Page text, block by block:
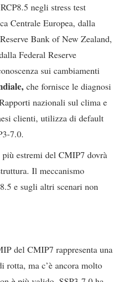
negli stress test
Centrale Europea, dalla
Bank of New Zealand,
Federal Reserve
sui cambiamenti
che fornisce le diagnosi
nazionali sul clima e
clienti, utilizza di default
7.0.
più estremi del CMIP7 dovrà
Il meccanismo
e sugli altri scenari non
del CMIP7 rappresenta una
rotta, ma c’è ancora molto